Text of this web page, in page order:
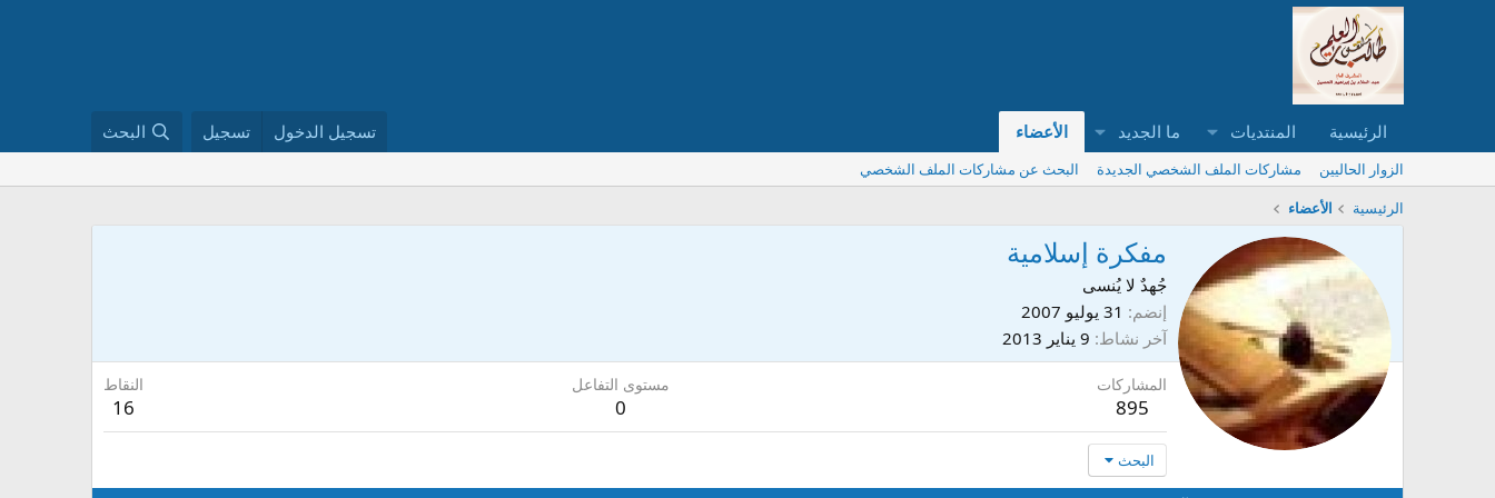
الرئيسية المنتديات ما الجديد الأعضاء تسجيل الدخول تسجيل البحث
الزوار الحاليين مشاركات الملف الشخصي الجديدة
البحث عن مشاركات الملف الشخصي
الرئيسية
الأعضاء
مفكرة إسلامية
جُهدٌ لا يُنسى
إنضم
31 يوليو 2007
آخر نشاط 9 يناير 2013
المشاركات
895
مستوى التفاعل
0
النقاط
16
البحث